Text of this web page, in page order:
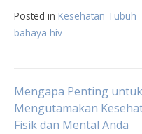
Posted in Kesehatan Tubuh
bahaya hiv
Post
Mengapa Penting untuk
Mengutamakan
Fisik dan Mental Anda